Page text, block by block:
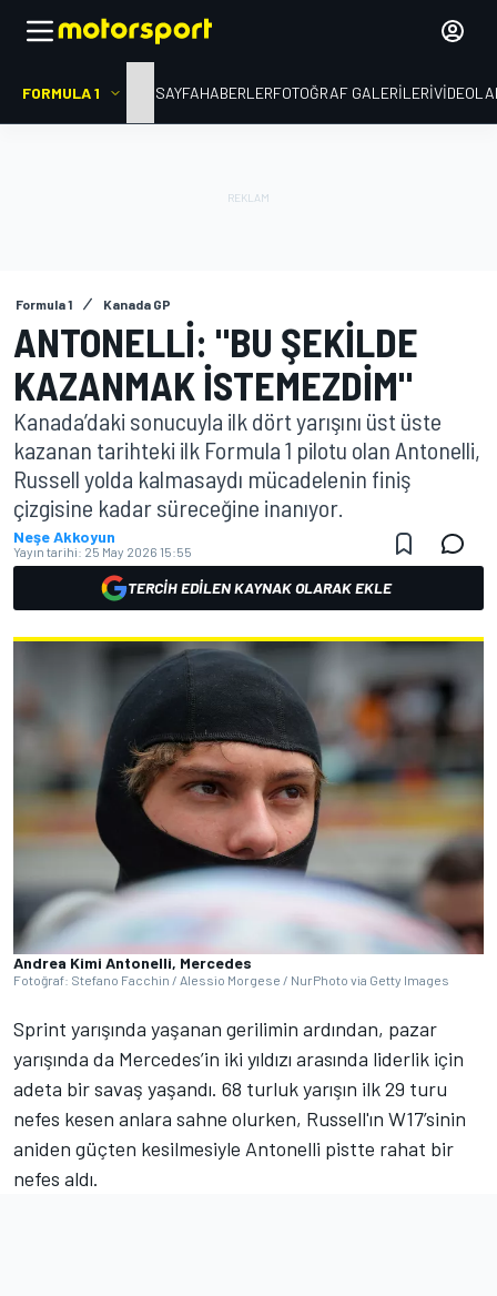
FORMULA 1 ANA SAYFAHABERLERFOTOĞRAF GALERILERI
Formula 1 Kanada GP
ANTONELLI: "BU ŞEKILDE
KAZANMAK ISTEMEZDIM"
Kanada’daki sonucuyla ilk dört yarışını üst üste
kazanan tarihteki ilk Formula 1 pilotu olan Antonelli,
Russell yolda kalmasaydı mücadelenin finiş
çizgisine kadar süreceğine inanıyor.
Neşe Akkoyun
Yayın tarihi: 25 May 2026 15:55
TERCIH EDILEN KAYNAK OLARAK EKLE
Andrea Kimi Antonelli, Mercedes
Fotoğraf: Stefano Facchin / Alessio Morgese / NurPhoto via Getty Images
Sprint yarışında yaşanan gerilimin ardından, pazar
yarışında da Mercedes’in iki yıldızı arasında liderlik için
adeta bir savaş yaşandı. 68 turluk yarışın ilk 29 turu
nefes kesen anlara sahne olurken, Russell'ın W17’sinin
aniden güçten kesilmesiyle Antonelli pistte rahat bir
nefes aldı.